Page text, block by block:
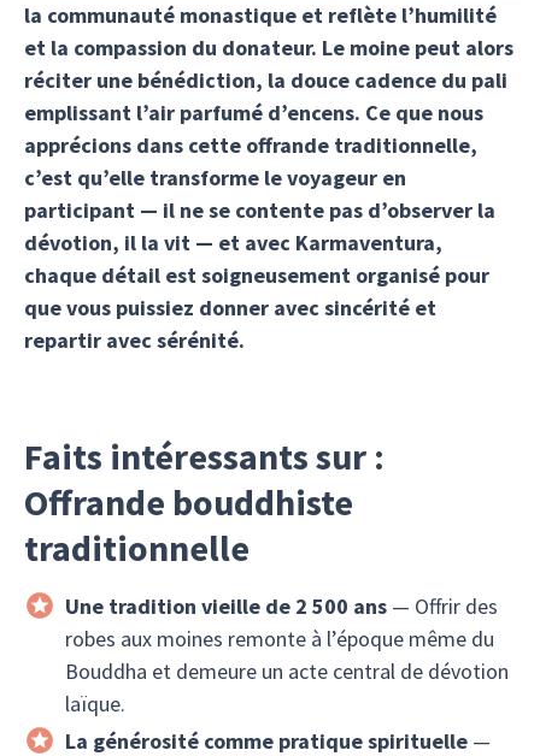
la communauté monastique et reflète l’humilité
et la compassion du donateur. Le moine peut alors
réciter une bénédiction, la douce cadence du pali
emplissant l’air parfumé d’encens. Ce que nous
apprécions dans cette offrande traditionnelle,
c’est qu’elle transforme le voyageur en
participant — il ne se contente pas d’observer la
dévotion, il la vit — et avec Karmaventura,
chaque détail est soigneusement organisé pour
que vous puissiez donner avec sincérité et
repartir avec sérénité.
Faits intéressants sur :
Offrande bouddhiste
traditionnelle
Une tradition vieille de 2 500 ans— Offrir des
robes aux moines remonte à l’époque même du
Bouddha et demeure un acte central de dévotion
laïque.
La générosité comme pratique spirituelle—